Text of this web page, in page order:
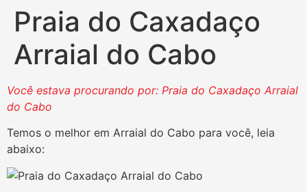
Praia do Caxadaço
Arraial do Cabo
Você estava procurando por: Praia do Caxadaço Arraial
do Cabo
Temos o melhor em Arraial do Cabo para você, leia
abaixo: